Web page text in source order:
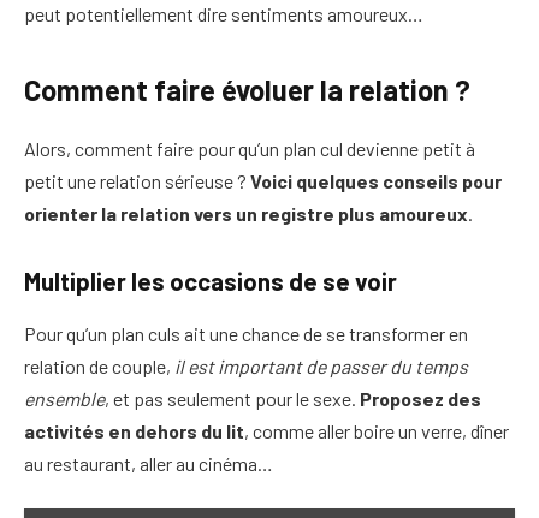
peut potentiellement dire sentiments amoureux…
Comment faire évoluer la relation ?
Alors, comment faire pour qu’un plan cul devienne petit à
petit une relation sérieuse ? Voici quelques conseils pour
orienter la relation vers un registre plus amoureux.
Multiplier les occasions de se voir
Pour qu’un plan culs ait une chance de se transformer en
relation de couple, il est important de passer du temps
ensemble, et pas seulement pour le sexe. Proposez des
activités en dehors du lit, comme aller boire un verre, dîner
au restaurant, aller au cinéma…